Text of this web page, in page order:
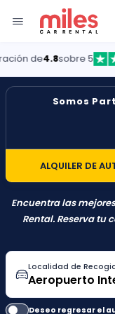
de4.8sobre 5
Somos
ALQUILER DE
Encuentra las
Rental. Reserva tu
Localidad de
Deseo regresar el